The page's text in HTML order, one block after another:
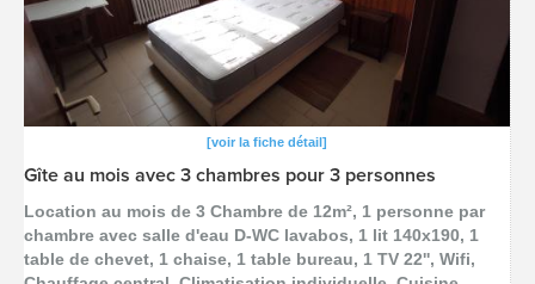
[voir la fiche détail]
Gîte au mois avec 3 chambres pour 3 personnes
Location au mois de 3 Chambre de 12m², 1 personne par
chambre avec salle d'eau D-WC lavabos, 1 lit 140x190, 1
table de chevet, 1 chaise, 1 table bureau, 1 TV 22'', Wifi,